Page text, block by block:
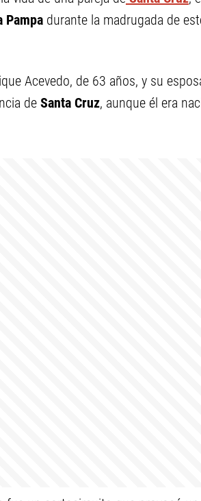
Pampa durante la madrugada de
Acevedo, de 63 años, y su
de Santa Cruz, aunque él era